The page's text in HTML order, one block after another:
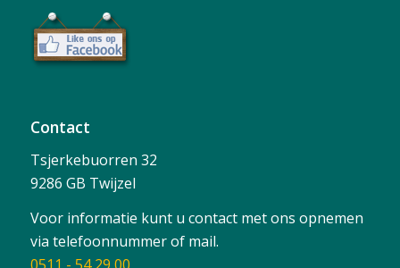
Contact
Tsjerkebuorren 32
9286 GB Twijzel
Voor informatie kunt u contact met ons opnemen
via telefoonnummer of mail.